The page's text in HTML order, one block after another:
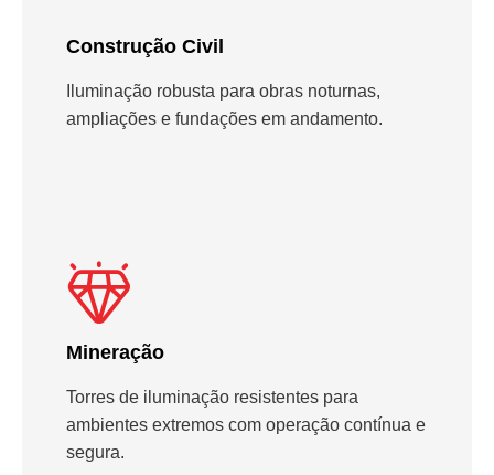
Construção Civil
Iluminação robusta para obras noturnas,
ampliações e fundações em andamento.
Mineração
Torres de iluminação resistentes para
ambientes extremos com operação contínua e
segura.